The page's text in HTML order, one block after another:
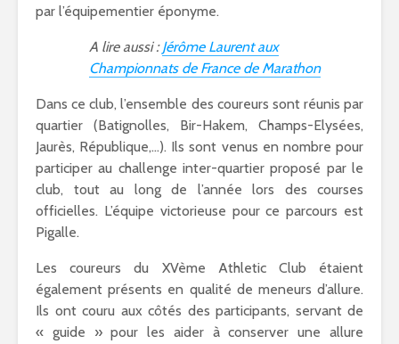
par l’équipementier éponyme.
A lire aussi :Jérôme Laurent aux
Championnats de France de Marathon
Dans ce club, l’ensemble des coureurs sont réunis par
quartier (Batignolles, Bir-Hakem, Champs-Elysées,
Jaurès, République,…). Ils sont venus en nombre pour
participer au challenge inter-quartier proposé par le
club, tout au long de l’année lors des courses
officielles. L’équipe victorieuse pour ce parcours est
Pigalle.
Les coureurs du XVème Athletic Club étaient
également présents en qualité de meneurs d’allure.
Ils ont couru aux côtés des participants, servant de
« guide » pour les aider à conserver une allure